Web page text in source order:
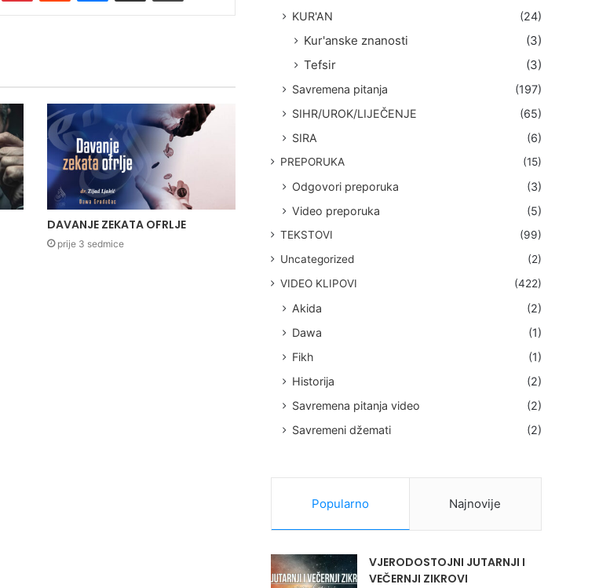
DAVANJE ZEKATA OFRLJE
prije 3 sedmice
KUR'AN (24)
Kur'anske znanosti
(3)
Tefsir
(3)
Savremena pitanja
(197)
SIHR/UROK/LIJEČENJE
(65)
SIRA
(6)
PREPORUKA (15)
Odgovori preporuka
(3)
Video preporuka
(5)
TEKSTOVI
(99)
Uncategorized
(2)
VIDEO KLIPOVI
(422)
Akida
(2)
Dawa
(1)
Fikh
(1)
Historija
(2)
Savremena pitanja video
(2)
Savremeni džemati
(2)
Popularno Najnovije
VJERODOSTOJNI JUTARNJI I
VEČERNJI ZIKROVI